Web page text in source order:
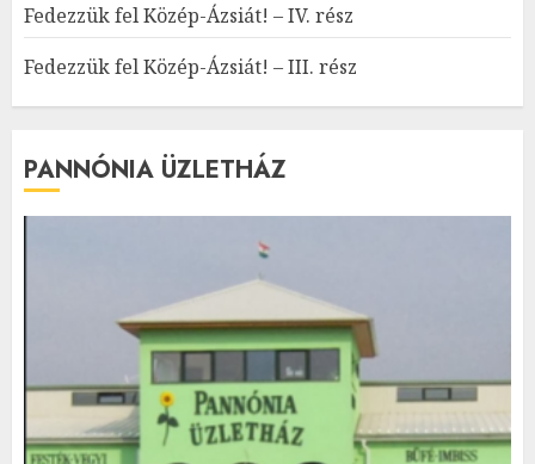
Fedezzük fel Közép-Ázsiát! – IV. rész
Fedezzük fel Közép-Ázsiát! – III. rész
PANNÓNIA ÜZLETHÁZ